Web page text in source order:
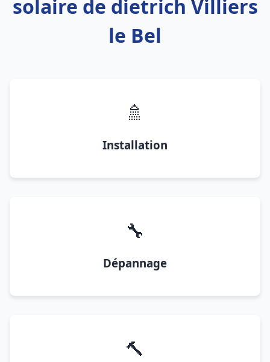
solaire de dietrich Villiers
le Bel
🚿
Installation
🔧
Dépannage
🔨